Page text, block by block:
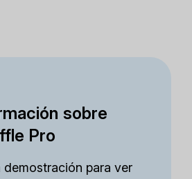
sobre
Pro
demostración para ver